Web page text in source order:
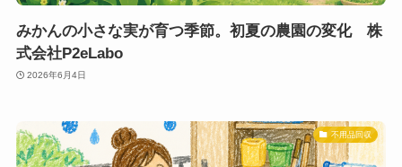
みかんの小さな実が育つ季節。初夏の農園の変化 株
式会社P2eLabo
2026年6月4日
不用品回収